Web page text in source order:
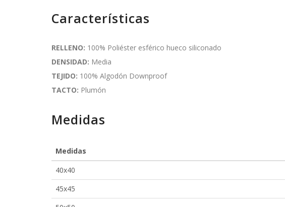
Características
RELLENO: 100% Poliéster esférico hueco siliconado
DENSIDAD: Media
TEJIDO: 100% Algodón Downproof
TACTO: Plumón
Medidas
Medidas
40x40
45x45